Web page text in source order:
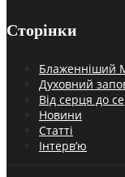
Сторінки
Блаженніший
Духовний
Від серця до
Новини
Статті
Інтерв’ю